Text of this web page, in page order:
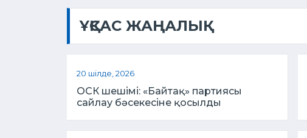
ҰҚСАС ЖАҢАЛЫҚ
20 шілде, 2026
ОСК шешімі: «Байтақ» партиясы
сайлау бәсекесіне қосылды